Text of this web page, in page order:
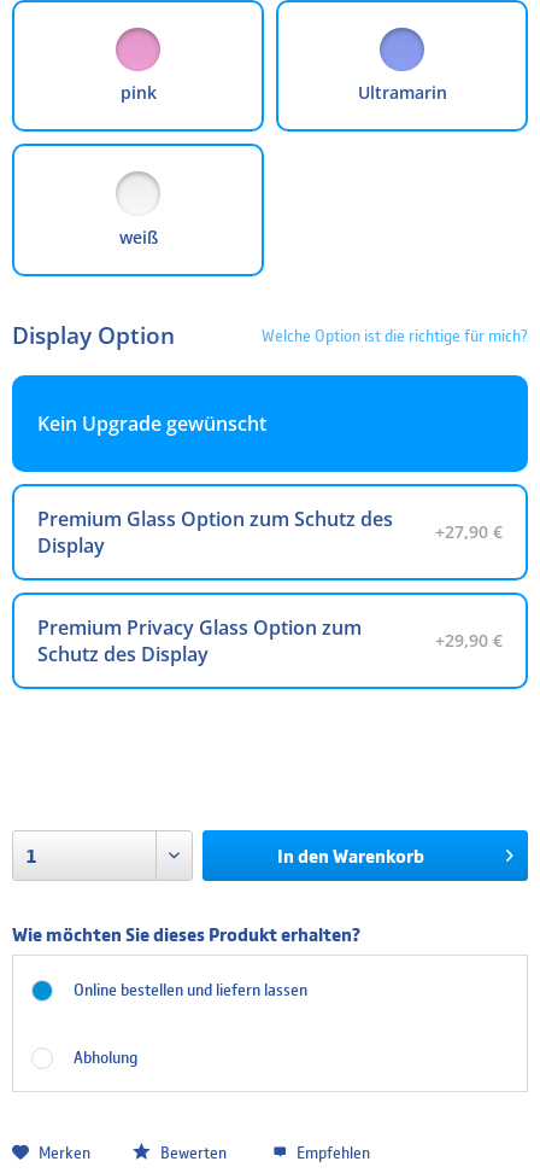
pink Ultramarin
weiß
Display Option Welche Option ist die richtige für mich?
Kein Upgrade gewünscht
Premium Glass Option zum Schutz des
Display
+27,90 €
Premium Privacy Glass Option zum
Schutz des Display
+29,90 €
In den Warenkorb
Wie möchten Sie dieses Produkt erhalten?
Online bestellen und liefern lassen
Abholung
Merken Bewerten Empfehlen